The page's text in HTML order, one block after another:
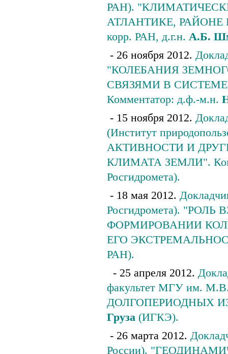
РАН).
АТЛАНТИКЕ, РАЙОНЕ
корр. РАН, д.г.н. А.Б.
- 26 ноября 2012.
"КОЛЕБАНИЯ
СВЯЗЯМИ В
Комментатор: д.ф.-м.н.
- 15 ноября 2012.
(Институт
АКТИВНОСТИ И
КЛИМАТА ЗЕМЛИ".
Росгидромета).
- 18 мая 2012.
Росгидромета).
ФОРМИРОВАНИИ
ЕГО
РАН).
- 25 апреля 2012.
факультет МГУ им.
ДОЛГОПЕРИОДНЫХ
Груза (ИГКЭ).
- 26 марта 2012.
России).